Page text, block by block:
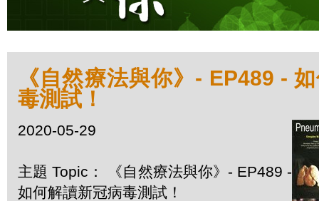
《自然療法與你》- EP489 -
毒測試！
2020-05-29
主題 Topic： 《自然療法與你》- EP489 -
如何解讀新冠病毒測試！